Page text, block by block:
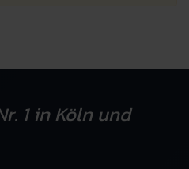
1 in Köln und